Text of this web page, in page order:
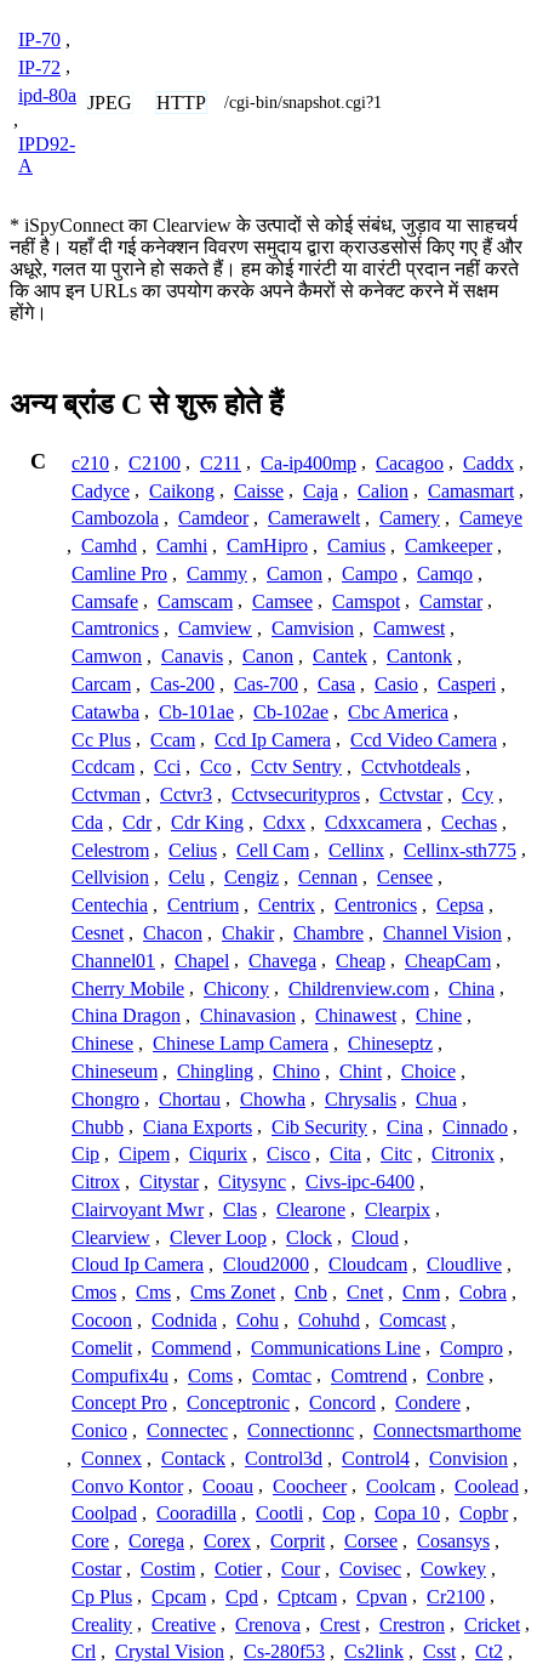
IP-70 ,
IP-72 ,
ipd-80a
,
IPD92-
A
JPEG HTTP /cgi-bin/snapshot.cgi?1
* iSpyConnect का Clearview के उत्पादों से कोई संबंध, जुड़ाव या साहचर्य
नहीं है। यहाँ दी गई कनेक्शन विवरण समुदाय द्वारा क्राउडसोर्स किए गए हैं और
अधूरे, गलत या पुराने हो सकते हैं। हम कोई गारंटी या वारंटी प्रदान नहीं करते
कि आप इन URLs का उपयोग करके अपने कैमरों से कनेक्ट करने में सक्षम
होंगे।
अन्य ब्रांड C से शुरू होते हैं
C c210 , C2100 , C211 , Ca-ip400mp , Cacagoo , Caddx ,
Cadyce , Caikong , Caisse , Caja , Calion , Camasmart ,
Cambozola , Camdeor , Camerawelt , Camery , Cameye
, Camhd , Camhi , CamHipro , Camius , Camkeeper ,
Camline Pro , Cammy , Camon , Campo , Camqo ,
Camsafe , Camscam , Camsee , Camspot , Camstar ,
Camtronics , Camview , Camvision , Camwest ,
Camwon , Canavis , Canon , Cantek , Cantonk ,
Carcam , Cas-200 , Cas-700 , Casa , Casio , Casperi ,
Catawba , Cb-101ae , Cb-102ae , Cbc America ,
Cc Plus , Ccam , Ccd Ip Camera , Ccd Video Camera ,
Ccdcam , Cci , Cco , Cctv Sentry , Cctvhotdeals ,
Cctvman , Cctvr3 , Cctvsecuritypros , Cctvstar , Ccy ,
Cda , Cdr , Cdr King , Cdxx , Cdxxcamera , Cechas ,
Celestrom , Celius , Cell Cam , Cellinx , Cellinx-sth775 ,
Cellvision , Celu , Cengiz , Cennan , Censee ,
Centechia , Centrium , Centrix , Centronics , Cepsa ,
Cesnet , Chacon , Chakir , Chambre , Channel Vision ,
Channel01 , Chapel , Chavega , Cheap , CheapCam ,
Cherry Mobile , Chicony , Childrenview.com , China ,
China Dragon , Chinavasion , Chinawest , Chine ,
Chinese , Chinese Lamp Camera , Chineseptz ,
Chineseum , Chingling , Chino , Chint , Choice ,
Chongro , Chortau , Chowha , Chrysalis , Chua ,
Chubb , Ciana Exports , Cib Security , Cina , Cinnado ,
Cip , Cipem , Ciqurix , Cisco , Cita , Citc , Citronix ,
Citrox , Citystar , Citysync , Civs-ipc-6400 ,
Clairvoyant Mwr , Clas , Clearone , Clearpix ,
Clearview , Clever Loop , Clock , Cloud ,
Cloud Ip Camera , Cloud2000 , Cloudcam , Cloudlive ,
Cmos , Cms , Cms Zonet , Cnb , Cnet , Cnm , Cobra ,
Cocoon , Codnida , Cohu , Cohuhd , Comcast ,
Comelit , Commend , Communications Line , Compro ,
Compufix4u , Coms , Comtac , Comtrend , Conbre ,
Concept Pro , Conceptronic , Concord , Condere ,
Conico , Connectec , Connectionnc , Connectsmarthome
, Connex , Contack , Control3d , Control4 , Convision ,
Convo Kontor , Cooau , Coocheer , Coolcam , Coolead ,
Coolpad , Cooradilla , Cootli , Cop , Copa 10 , Copbr ,
Core , Corega , Corex , Corprit , Corsee , Cosansys ,
Costar , Costim , Cotier , Cour , Covisec , Cowkey ,
Cp Plus , Cpcam , Cpd , Cptcam , Cpvan , Cr2100 ,
Creality , Creative , Crenova , Crest , Crestron , Cricket ,
Crl , Crystal Vision , Cs-280f53 , Cs2link , Csst , Ct2 ,